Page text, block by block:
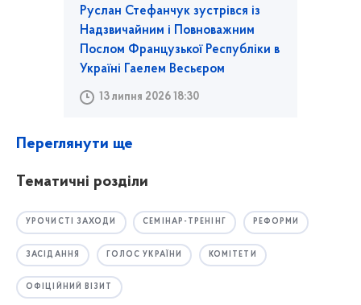
Руслан Стефанчук зустрівся із
Надзвичайним і Повноважним
Послом Французької Республіки в
Україні Гаелем Весьєром
13 липня 2026 18:30
Переглянути ще
Тематичні розділи
УРОЧИСТІ ЗАХОДИ СЕМІНАР-ТРЕНІНГ РЕФОРМИ
ЗАСІДАННЯ ГОЛОС УКРАЇНИ КОМІТЕТИ
ОФІЦІЙНИЙ ВІЗИТ